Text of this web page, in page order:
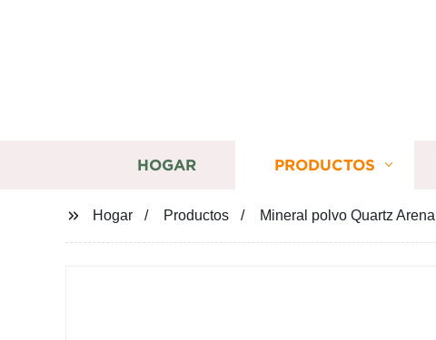
HOGAR PRODUCTOS
Hogar Productos Mineral polvo Quartz